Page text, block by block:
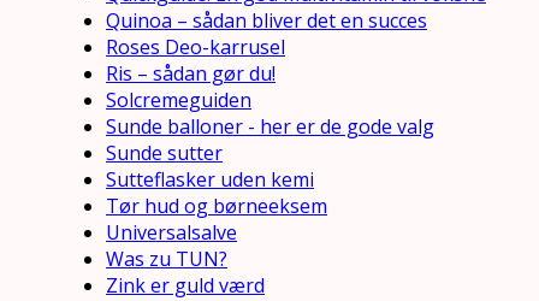
Quinoa – sådan bliver det en succes
Roses Deo-karrusel
Ris – sådan gør du!
Solcremeguiden
Sunde balloner - her er de gode valg
Sunde sutter
Sutteflasker uden kemi
Tør hud og børneeksem
Universalsalve
Was zu TUN?
Zink er guld værd